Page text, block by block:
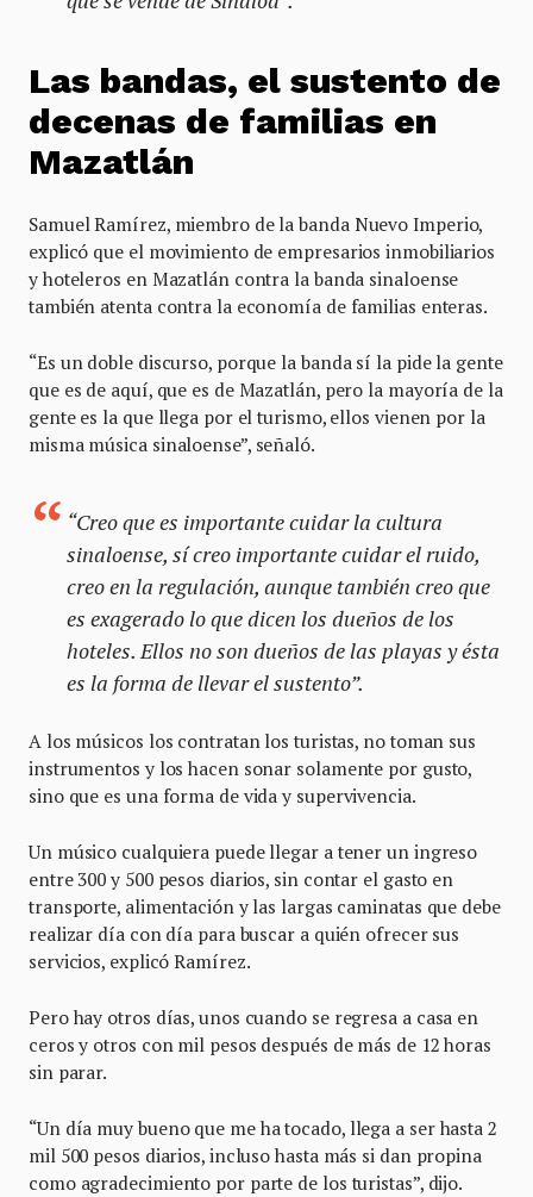
Las bandas, el sustento de
decenas de familias en
Mazatlán
Samuel Ramírez, miembro de la banda Nuevo Imperio,
explicó que el movimiento de empresarios inmobiliarios
y hoteleros en Mazatlán contra la banda sinaloense
también atenta contra la economía de familias enteras.
“Es un doble discurso, porque la banda sí la pide la gente
que es de aquí, que es de Mazatlán, pero la mayoría de la
gente es la que llega por el turismo, ellos vienen por la
misma música sinaloense”, señaló.
“Creo que es importante cuidar la cultura
sinaloense, sí creo importante cuidar el ruido,
creo en la regulación, aunque también creo que
es exagerado lo que dicen los dueños de los
hoteles. Ellos no son dueños de las playas y ésta
es la forma de llevar el sustento”.
A los músicos los contratan los turistas, no toman sus
instrumentos y los hacen sonar solamente por gusto,
sino que es una forma de vida y supervivencia.
Un músico cualquiera puede llegar a tener un ingreso
entre 300 y 500 pesos diarios, sin contar el gasto en
transporte, alimentación y las largas caminatas que debe
realizar día con día para buscar a quién ofrecer sus
servicios, explicó Ramírez.
Pero hay otros días, unos cuando se regresa a casa en
ceros y otros con mil pesos después de más de 12 horas
sin parar.
“Un día muy bueno que me ha tocado, llega a ser hasta 2
mil 500 pesos diarios, incluso hasta más si dan propina
como agradecimiento por parte de los turistas”, dijo.